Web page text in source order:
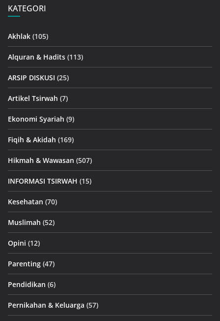
KATEGORI
Akhlak (105)
Alquran & Hadits (113)
ARSIP DISKUSI (25)
Artikel Tsirwah (7)
Ekonomi Syariah (9)
Fiqih & Akidah (169)
Hikmah & Wawasan (507)
INFORMASI TSIRWAH (15)
Kesehatan (70)
Muslimah (52)
Opini (12)
Parenting (47)
Pendidikan (6)
Pernikahan & Keluarga (57)